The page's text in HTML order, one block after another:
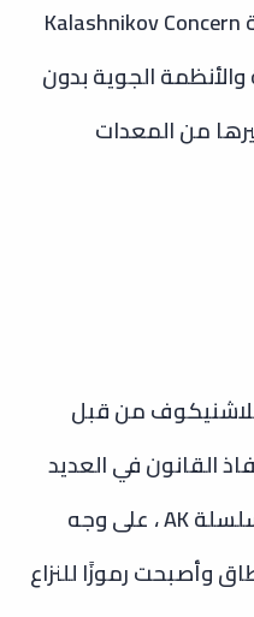
الأسلحة النارية ، تشارك شركة Kalashnikov Concern
الجوية بدون
من المعدات
من قبل
القانون في العديد
من البلدان ، وشهدت بنادق سلسلة AK ، على وجه
وأصبحت رموزًا للنزاع